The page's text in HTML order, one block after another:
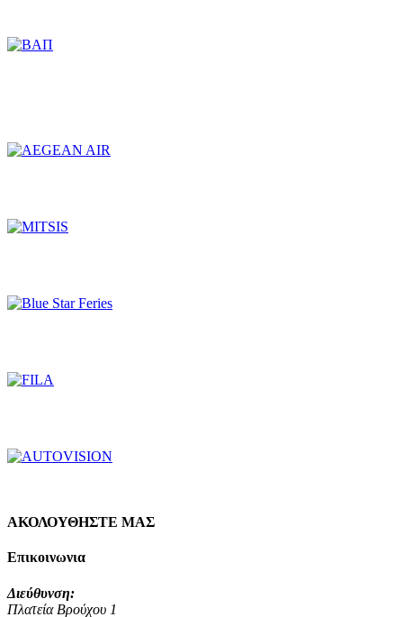
ΑΚΟΛΟΥΘΗΣΤΕ ΜΑΣ
Επικοινωνια
Διεύθυνση:
Πλατεία Βρούχου 1